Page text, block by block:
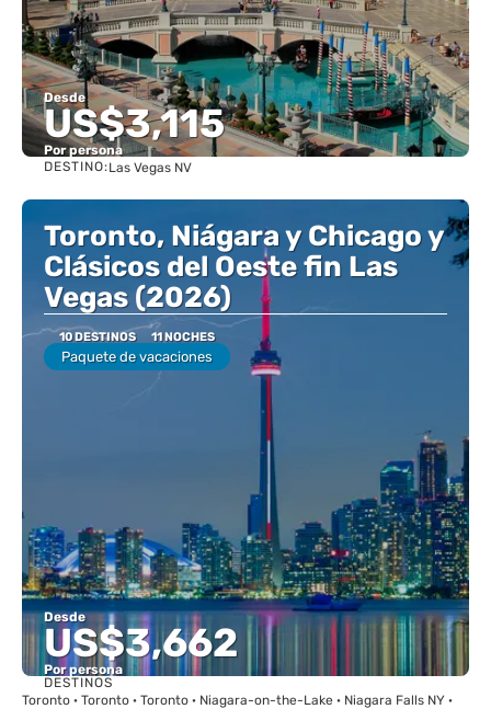
Desde
US$3,115
Por persona
DESTINO:Las Vegas NV
Toronto, Niágara y Chicago y
Clásicos del Oeste fin Las
Vegas (2026)
10 DESTINOS 11 NOCHES
Paquete de vacaciones
Desde
US$3,662
Por persona
Ver
DESTINOS
Toronto · Toronto · Toronto · Niagara-on-the-Lake · Niagara Falls NY ·